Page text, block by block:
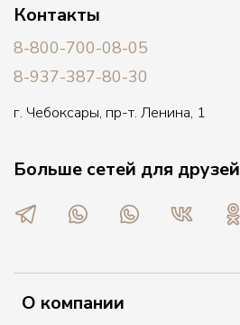
О компании
Контакты
8-800-700-08-05
8-937-387-80-30
г. Чебоксары, пр-т. Ленина, 1
Больше сетей для друзей